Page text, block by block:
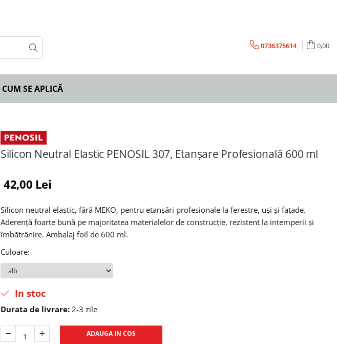
0736375614 0,00
CUM SE APLICĂ
Silicon Neutral Elastic PENOSIL 307, Etanșare Profesională 600 ml
42,00 Lei
Silicon neutral elastic, fără MEKO, pentru etanșări profesionale la ferestre, uși și fațade.
Aderență foarte bună pe majoritatea materialelor de construcție, rezistent la intemperii și
îmbătrânire. Ambalaj foil de 600 ml.
Culoare:
In stoc
Durata de livrare: 2-3 zile
ADAUGA IN COS